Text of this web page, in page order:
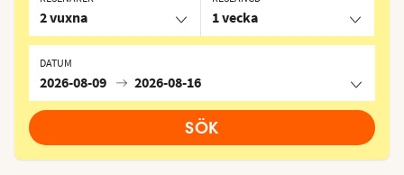
1 vecka
DATUM
2026-08-09 2026-08-16
2 vuxna
SÖK